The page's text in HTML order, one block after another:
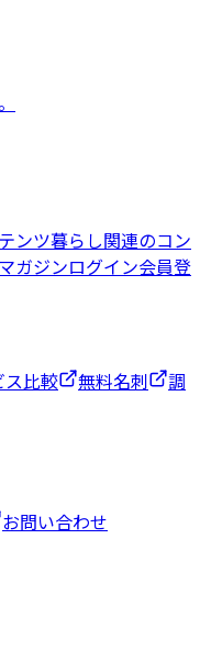
ンツ暮らし関連のコン
ガジンログイン会員登
ス比較 無料名刺
調
お問い合わせ